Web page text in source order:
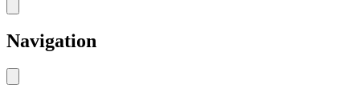
Navigation